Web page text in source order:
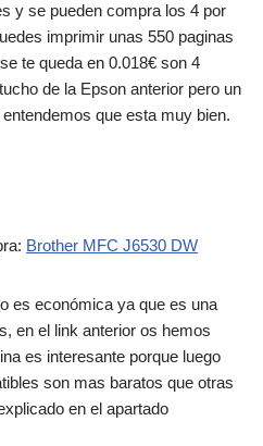
y se pueden compra los 4 por
imprimir unas 550 paginas
te queda en 0.018€ son 4
de la Epson anterior pero un
que esta muy bien.
Brother MFC J6530 DW
es económica ya que es una
en el link anterior os hemos
es interesante porque luego
son mas baratos que otras
en el apartado